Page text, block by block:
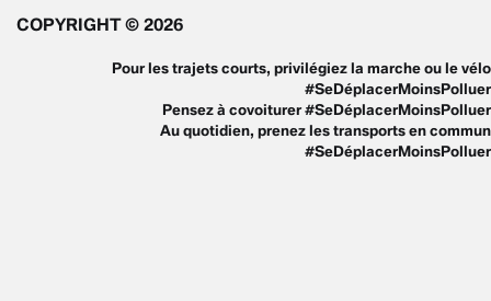
COPYRIGHT © 2026
Pour les trajets courts, privilégiez la marche ou le vélo
#SeDéplacerMoinsPolluer
Pensez à covoiturer #SeDéplacerMoinsPolluer
Au quotidien, prenez les transports en commun
#SeDéplacerMoinsPolluer